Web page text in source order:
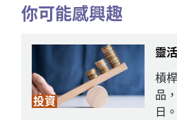
你可能感興趣
投資
靈
槓
品
日。